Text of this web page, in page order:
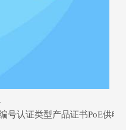
认证类型产品证书PoE供电